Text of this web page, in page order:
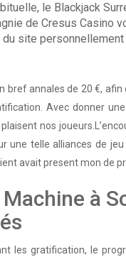
le Blackjack
de Cresus
du site
bref annales de 20 €,
Avec donner
nos
une telle alliances de
avait present mon de
à
les gratification, le